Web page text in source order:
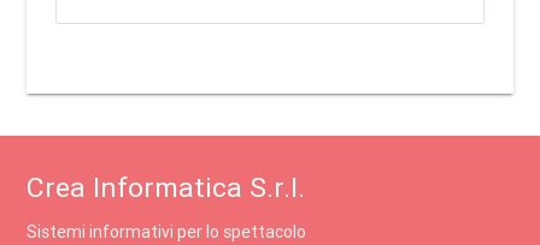
Crea Informatica S.r.l.
Sistemi informativi per lo spettacolo